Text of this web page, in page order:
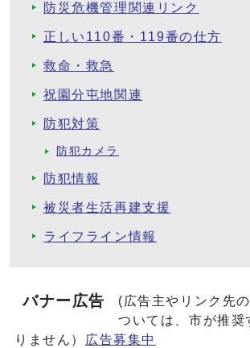
防災危機管理関連リンク
正しい110番・119番の仕方
救命・救急
祝園分屯地関連
防犯対策
防犯カメラ
防犯情報
被災者生活再建支援
ライフライン情報
バナー広告
(広告主やリンク先
ついては、市が推奨
りません）
広告募集中